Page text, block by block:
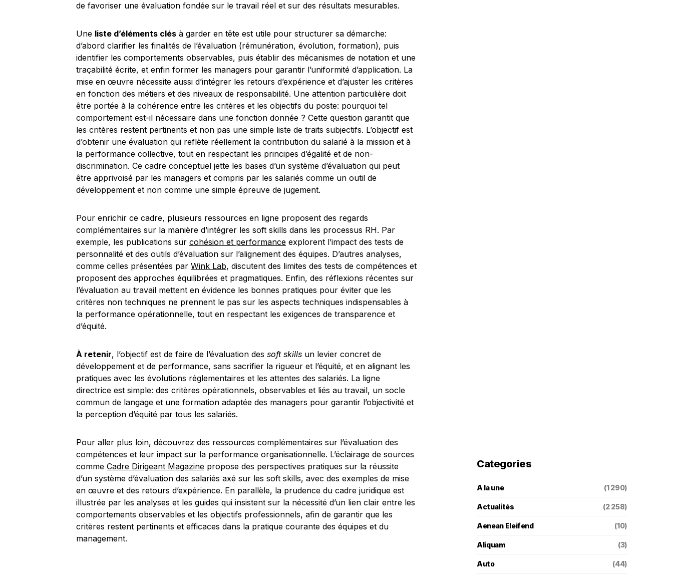
de favoriser une évaluation fondée sur le travail réel et sur des résultats mesurables.
Une liste d’éléments clés à garder en tête est utile pour structurer sa démarche:
d’abord clarifier les finalités de l’évaluation (rémunération, évolution, formation), puis
identifier les comportements observables, puis établir des mécanismes de notation et une
traçabilité écrite, et enfin former les managers pour garantir l’uniformité d’application. La
mise en œuvre nécessite aussi d’intégrer les retours d’expérience et d’ajuster les critères
en fonction des métiers et des niveaux de responsabilité. Une attention particulière doit
être portée à la cohérence entre les critères et les objectifs du poste: pourquoi tel
comportement est-il nécessaire dans une fonction donnée ? Cette question garantit que
les critères restent pertinents et non pas une simple liste de traits subjectifs. L’objectif est
d’obtenir une évaluation qui reflète réellement la contribution du salarié à la mission et à
la performance collective, tout en respectant les principes d’égalité et de non-
discrimination. Ce cadre conceptuel jette les bases d’un système d’évaluation qui peut
être apprivoisé par les managers et compris par les salariés comme un outil de
développement et non comme une simple épreuve de jugement.
Pour enrichir ce cadre, plusieurs ressources en ligne proposent des regards
complémentaires sur la manière d’intégrer les soft skills dans les processus RH. Par
exemple, les publications sur cohésion et performance explorent l’impact des tests de
personnalité et des outils d’évaluation sur l’alignement des équipes. D’autres analyses,
comme celles présentées par Wink Lab, discutent des limites des tests de compétences et
proposent des approches équilibrées et pragmatiques. Enfin, des réflexions récentes sur
l’évaluation au travail mettent en évidence les bonnes pratiques pour éviter que les
critères non techniques ne prennent le pas sur les aspects techniques indispensables à
la performance opérationnelle, tout en respectant les exigences de transparence et
d’équité.
À retenir, l’objectif est de faire de l’évaluation des soft skills un levier concret de
développement et de performance, sans sacrifier la rigueur et l’équité, et en alignant les
pratiques avec les évolutions réglementaires et les attentes des salariés. La ligne
directrice est simple: des critères opérationnels, observables et liés au travail, un socle
commun de langage et une formation adaptée des managers pour garantir l’objectivité et
la perception d’équité par tous les salariés.
Pour aller plus loin, découvrez des ressources complémentaires sur l’évaluation des
compétences et leur impact sur la performance organisationnelle. L’éclairage de sources
comme Cadre Dirigeant Magazine propose des perspectives pratiques sur la réussite
d’un système d’évaluation des salariés axé sur les soft skills, avec des exemples de mise
en œuvre et des retours d’expérience. En parallèle, la prudence du cadre juridique est
illustrée par les analyses et les guides qui insistent sur la nécessité d’un lien clair entre les
comportements observables et les objectifs professionnels, afin de garantir que les
critères restent pertinents et efficaces dans la pratique courante des équipes et du
management.
Categories
A la une (1 290)
Actualités (2 258)
Aenean Eleifend (10)
Aliquam (3)
Auto (44)